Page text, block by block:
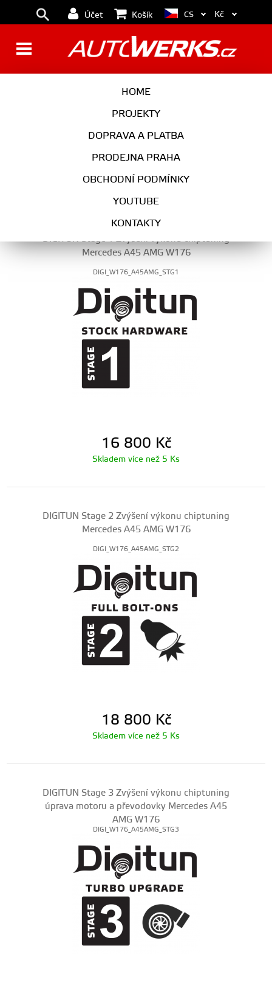
Účet Košík
HOME
PROJEKTY
DOPRAVA A PLATBA
PRODEJNA PRAHA
OBCHODNÍ PODMÍNKY
YOUTUBE
KONTAKTY
CS Kč
MOTOR
DIGITUN Stage 1 Zvýšení výkonu chiptuning
Mercedes A45 AMG W176
DIGI_W176_A45AMG_STG1
16 800 Kč
Skladem více než 5 Ks
DIGITUN Stage 2 Zvýšení výkonu chiptuning
Mercedes A45 AMG W176
DIGI_W176_A45AMG_STG2
18 800 Kč
Skladem více než 5 Ks
DIGITUN Stage 3 Zvýšení výkonu chiptuning
úprava motoru a převodovky Mercedes A45
AMG W176
DIGI_W176_A45AMG_STG3